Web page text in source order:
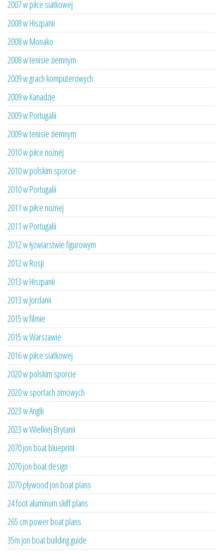
2007 w piłce siatkowej
2008 w Hiszpanii
2008 w Monako
2008 w tenisie ziemnym
2009 w grach komputerowych
2009 w Kanadzie
2009 w Portugalii
2009 w tenisie ziemnym
2010 w piłce nożnej
2010 w polskim sporcie
2010 w Portugalii
2011 w piłce nożnej
2011 w Portugalii
2012 w łyżwiarstwie figurowym
2012 w Rosji
2013 w Hiszpanii
2013 w Jordanii
2015 w filmie
2015 w Warszawie
2016 w piłce siatkowej
2020 w polskim sporcie
2020 w sportach zimowych
2023 w Anglii
2023 w Wielkiej Brytanii
2070 jon boat blueprint
2070 jon boat design
2070 plywood jon boat plans
24 foot aluminum skiff plans
265 cm power boat plans
35m jon boat building guide